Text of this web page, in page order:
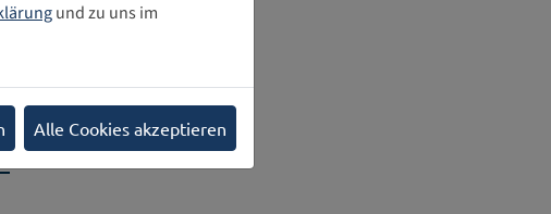
und zu uns im
Alle Cookies akzeptieren